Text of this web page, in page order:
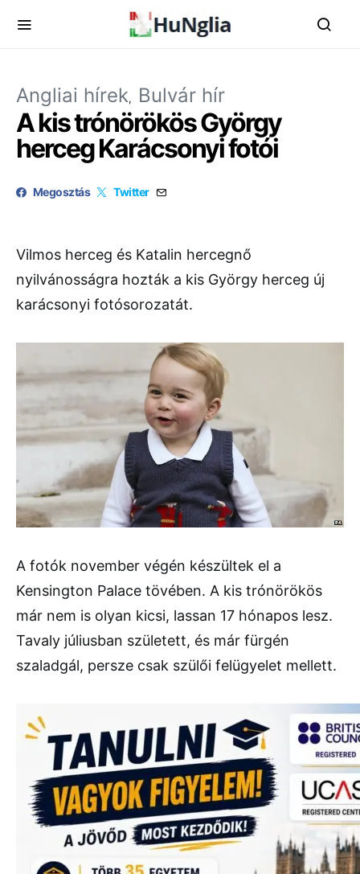
Angliai hírek Bulvár hír
A kis trónörökös György
herceg Karácsonyi fotói
Megosztás Twitter
Vilmos herceg és Katalin hercegnő
nyilvánosságra hozták a kis György herceg új
karácsonyi fotósorozatát.
A fotók november végén készültek el a
Kensington Palace tövében. A kis trónörökös
már nem is olyan kicsi, lassan 17 hónapos lesz.
Tavaly júliusban született, és már fürgén
szaladgál, persze csak szülői felügyelet mellett.